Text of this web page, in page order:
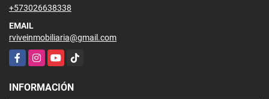
+573026638338
EMAIL
rviveinmobiliaria@gmail.com
FacebookInstagramYouTubeTikTok
INFORMACIÓN